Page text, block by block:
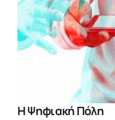
Η Ψηφιακή Πόλη